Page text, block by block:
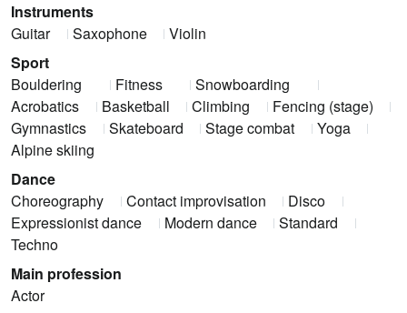
Instruments
Guitar
Saxophone
Violin
Sport
Bouldering
Fitness
Snowboarding
Acrobatics
Basketball Climbing
Fencing (stage)
Gymnastics
Skateboard Stage combat
Yoga
Alpine skiing
Dance
Choreography
Contact improvisation
Disco
Expressionist dance
Modern dance
Standard
Techno
Main profession
Actor